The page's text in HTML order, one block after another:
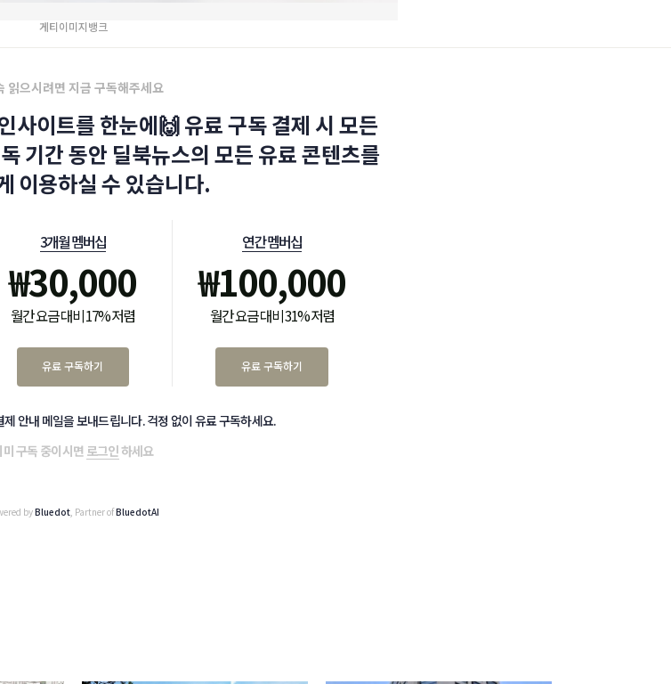
게티이미지뱅크
읽으시려면 지금 구독해주세요
사이트를 한눈에🙌 유료 구독 결제 시 모든
기간 동안 딜북뉴스의 모든 유료 콘텐츠를
이용하실 수 있습니다.
3개월 멤버십
₩30,000
월간 요금 대비 17% 저렴
유료 구독하기
연간 멤버십
₩100,000
월간 요금 대비 31% 저렴
유료 구독하기
안내 메일을 보내드립니다. 걱정 없이 유료 구독하세요.
미 구독 중이시면 로그인하세요
byBluedot , Partner ofBluedotAI